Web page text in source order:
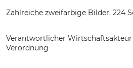
Zahlreiche zweifarbige Bilder. 224
Verantwortlicher Wirtschaftsakteur
Verordnung